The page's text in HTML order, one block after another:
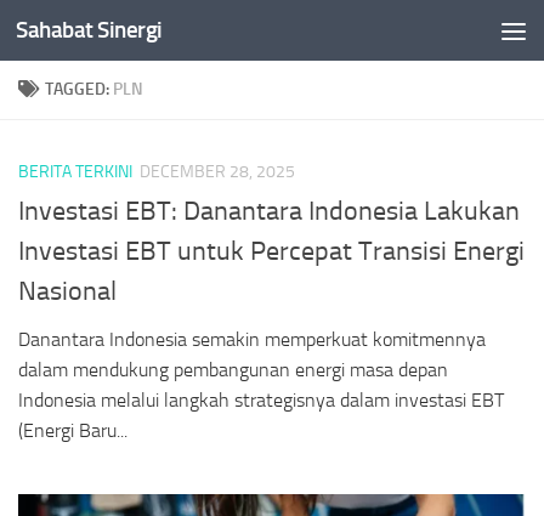
Skip to content
Sahabat Sinergi
TAGGED: PLN
BERITA TERKINI DECEMBER 28, 2025
Investasi EBT: Danantara Indonesia Lakukan
Investasi EBT untuk Percepat Transisi Energi
Nasional
Danantara Indonesia semakin memperkuat komitmennya
dalam mendukung pembangunan energi masa depan
Indonesia melalui langkah strategisnya dalam investasi EBT
(Energi Baru...